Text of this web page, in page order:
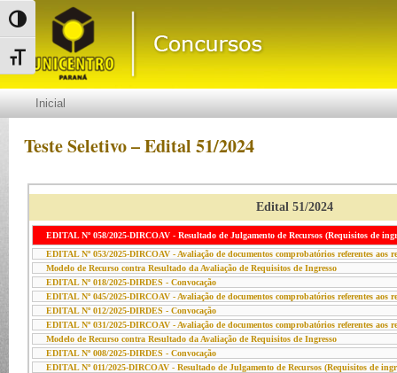
Alternar alto contraste
Alternar tamanho da fonte
Inicial
Teste Seletivo – Edital 51/2024
Edital 51/2024
EDITAL Nº 058/2025-DIRCOAV - Resultado de Julgamento de Recursos (Requisitos de
EDITAL Nº 053/2025-DIRCOAV - Avaliação de documentos comprobatórios referentes aos
Modelo de Recurso contra Resultado da Avaliação de Requisitos de Ingresso
EDITAL Nº 018/2025-DIRDES - Convocação
EDITAL Nº 045/2025-DIRCOAV - Avaliação de documentos comprobatórios referentes aos
EDITAL Nº 012/2025-DIRDES - Convocação
EDITAL Nº 031/2025-DIRCOAV - Avaliação de documentos comprobatórios referentes aos
Modelo de Recurso contra Resultado da Avaliação de Requisitos de Ingresso
EDITAL Nº 008/2025-DIRDES - Convocação
EDITAL Nº 011/2025-DIRCOAV - Resultado de Julgamento de Recursos (Requisitos de